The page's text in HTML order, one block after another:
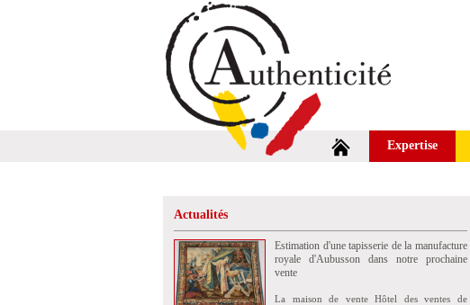
Expertise
Actualités
Estimation d'une tapisserie de la manufacture
royale d'Aubusson dans notre prochaine
vente
La maison de vente Hôtel des ventes de